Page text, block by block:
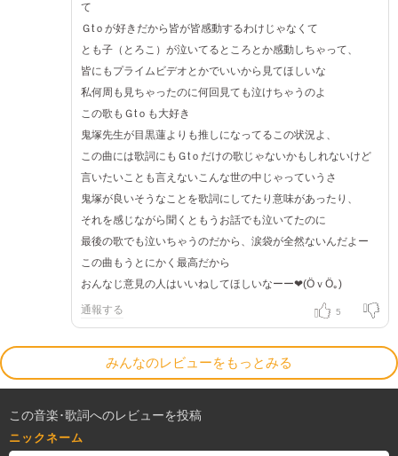
て
Ｇtｏが好きだから皆が皆感動するわけじゃなくて
とも子（とろこ）が泣いてるところとか感動しちゃって、
皆にもプライムビデオとかでいいから見てほしいな
私何周も見ちゃったのに何回見ても泣けちゃうのよ
この歌もＧtｏも大好き
鬼塚先生が目黒蓮よりも推しになってるこの状況よ、
この曲には歌詞にもＧtｏだけの歌じゃないかもしれないけど
言いたいことも言えないこんな世の中じゃっていうさ
鬼塚が良いそうなことを歌詞にしてたり意味があったり、
それを感じながら聞くともうお話でも泣いてたのに
最後の歌でも泣いちゃうのだから、涙袋が全然ないんだよー
この曲もうとにかく最高だから
おんなじ意見の人はいいねしてほしいなーー❤(ӦｖӦ｡)
通報する 5
みんなのレビューをもっとみる
この音楽･歌詞へのレビューを投稿
ニックネーム